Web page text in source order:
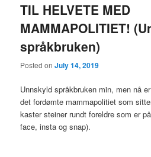
TIL HELVETE MED
MAMMAPOLITIET!
språkbruken)
Posted onJuly 14, 2019
Unnskyld språkbruken min, men nå
det fordømte mammapolitiet som
kaster steiner rundt foreldre som er
face, insta og snap).